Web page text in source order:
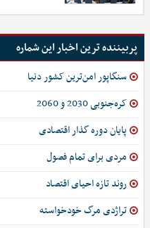
پربیننده ترین اخبار این شماره
سنگاپور امن‌ترین کشور دنیا
کره‌جنوبی 2030 و 2060
پایان دوره گذار اقتصادی
مردی برای تمام فصول
روند تازه احیای اقتصاد
تراژدی مرگ خودخواسته